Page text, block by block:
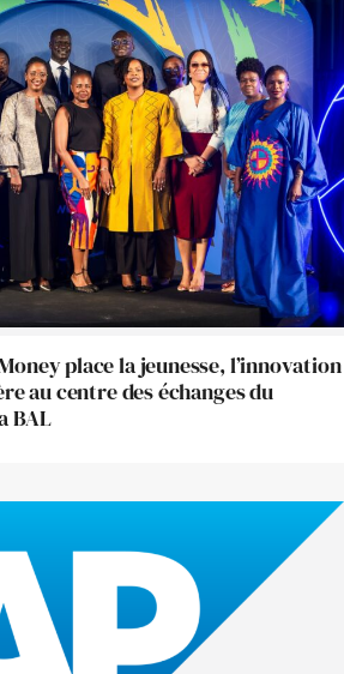
place la jeunesse, l’innovation
au centre des échanges du
BAL